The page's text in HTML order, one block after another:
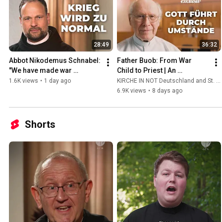
28:49
Abbot Nikodemus Schnabel:
"We have made war
palatable" | The ocean of
1.6K views • 1 day ago
36:32
Father Buob: From War
Child to Priest | An
Extraordinary Story of
Calling
KIRCHE IN NOT Deutschland and St. Ulrich Hochaltingen
6.9K views • 8 days ago
Shorts